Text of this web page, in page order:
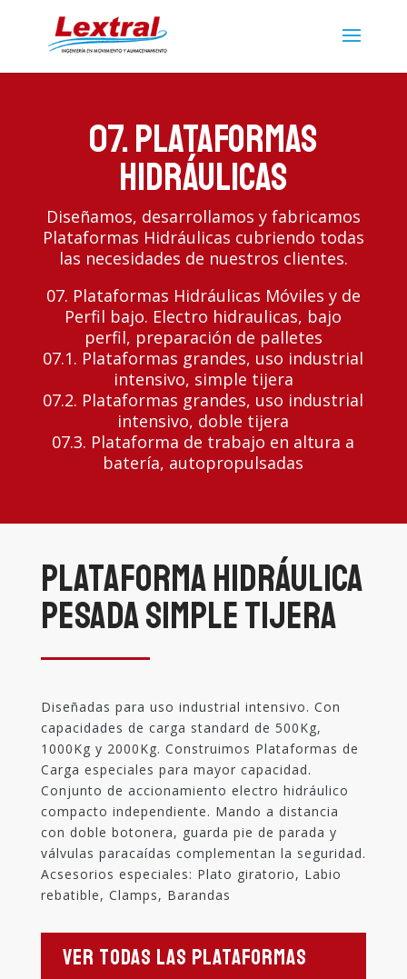
07. Plataformas
Hidráulicas
Diseñamos, desarrollamos y fabricamos
Plataformas Hidráulicas cubriendo todas
las necesidades de nuestros clientes.
07. Plataformas Hidráulicas Móviles y de
Perfil bajo. Electro hidraulicas, bajo
perfil, preparación de palletes
07.1. Plataformas grandes, uso industrial
intensivo, simple tijera
07.2. Plataformas grandes, uso industrial
intensivo, doble tijera
07.3. Plataforma de trabajo en altura a
batería, autopropulsadas
Plataforma Hidráulica
Pesada Simple Tijera
Diseñadas para uso industrial intensivo. Con
capacidades de carga standard de 500Kg,
1000Kg y 2000Kg. Construimos Plataformas de
Carga especiales para mayor capacidad.
Conjunto de accionamiento electro hidráulico
compacto independiente. Mando a distancia
con doble botonera, guarda pie de parada y
válvulas paracaídas complementan la seguridad.
Acsesorios especiales: Plato giratorio, Labio
rebatible, Clamps, Barandas
Ver todas las Plataformas